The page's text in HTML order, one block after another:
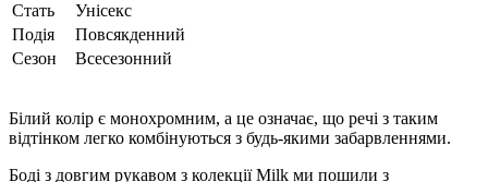
Стать
Унісекс
Подія
Повсякденний
Сезон
Всесезонний
Білий колір є монохромним, а це означає, що речі з таким
відтінком легко комбінуються з будь-якими забарвленнями.
Боді з довгим рукавом з колекції Milk ми пошили з